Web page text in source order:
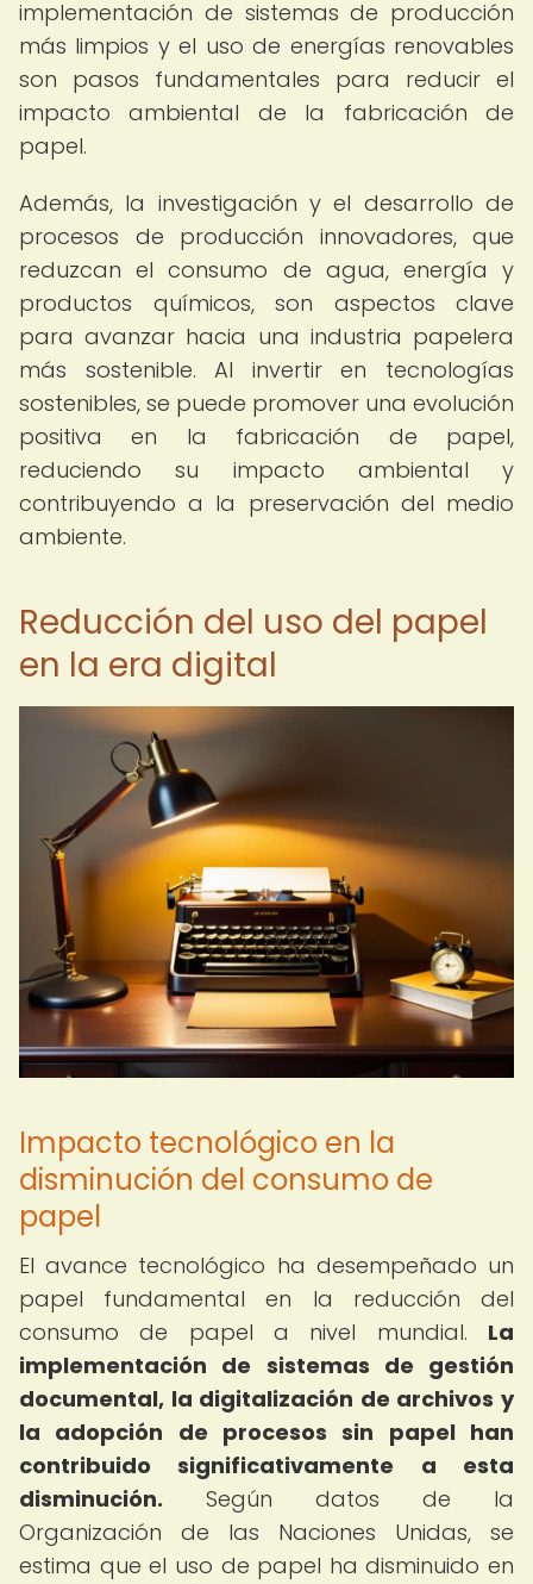
implementación de sistemas de producción
más limpios y el uso de energías renovables
son pasos fundamentales para reducir el
impacto ambiental de la fabricación de
papel.
Además, la investigación y el desarrollo de
procesos de producción innovadores, que
reduzcan el consumo de agua, energía y
productos químicos, son aspectos clave
para avanzar hacia una industria papelera
más sostenible. Al invertir en tecnologías
sostenibles, se puede promover una evolución
positiva en la fabricación de papel,
reduciendo su impacto ambiental y
contribuyendo a la preservación del medio
ambiente.
Reducción del uso del papel
en la era digital
Impacto tecnológico en la
disminución del consumo de
papel
El avance tecnológico ha desempeñado un
papel fundamental en la reducción del
consumo de papel a nivel mundial. La
implementación de sistemas de gestión
documental, la digitalización de archivos y
la adopción de procesos sin papel han
contribuido significativamente a esta
disminución. Según datos de la
Organización de las Naciones Unidas, se
estima que el uso de papel ha disminuido en